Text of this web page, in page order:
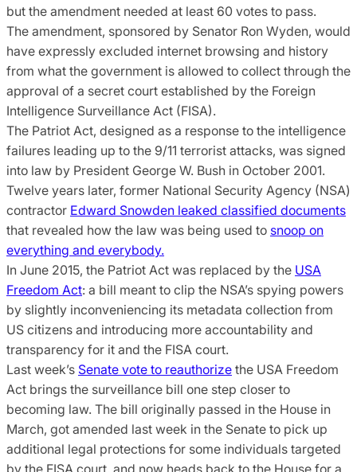
but the amendment needed at least 60 votes to pass.
The amendment, sponsored by Senator Ron Wyden, would
have expressly excluded internet browsing and history
from what the government is allowed to collect through the
approval of a secret court established by the Foreign
Intelligence Surveillance Act (FISA).
The Patriot Act, designed as a response to the intelligence
failures leading up to the 9/11 terrorist attacks, was signed
into law by President George W. Bush in October 2001.
Twelve years later, former National Security Agency (NSA)
contractor Edward Snowden leaked classified documents
that revealed how the law was being used to snoop on
everything and everybody.
In June 2015, the Patriot Act was replaced by the USA
Freedom Act: a bill meant to clip the NSA’s spying powers
by slightly inconveniencing its metadata collection from
US citizens and introducing more accountability and
transparency for it and the FISA court.
Last week’s Senate vote to reauthorize the USA Freedom
Act brings the surveillance bill one step closer to
becoming law. The bill originally passed in the House in
March, got amended last week in the Senate to pick up
additional legal protections for some individuals targeted
by the FISA court, and now heads back to the House for a